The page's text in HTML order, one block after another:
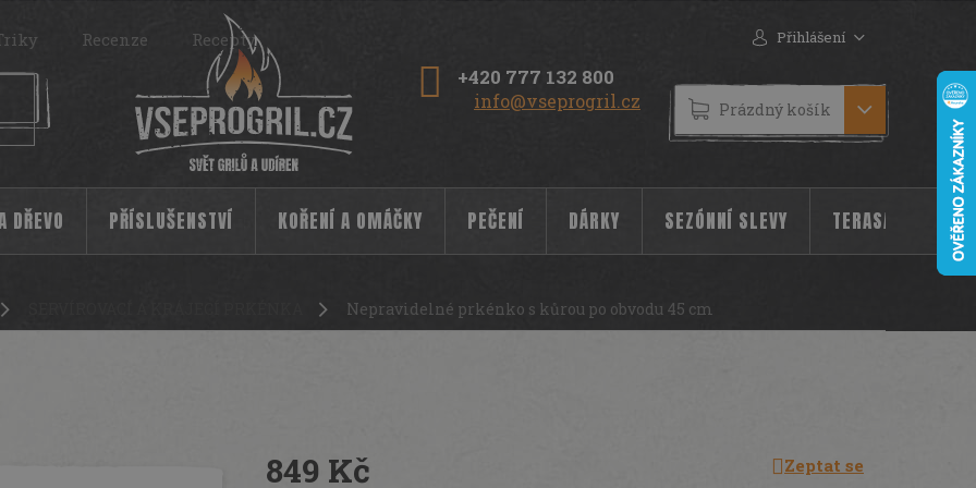
+420 777 132 800
info@vseprogril.cz
Recenze Recepty Přihlášení
NÁKUPNÍ
KOŠÍK
Prázdný košík
DŘEVO PŘÍSLUŠENSTVÍ KOŘENÍ A OMÁČKY PEČENÍ DÁRKY SEZÓNNÍ SLEVY TERASA
Nepravidelné prkénko s kůrou po obvodu 45 cm
849 Kč Zeptat se